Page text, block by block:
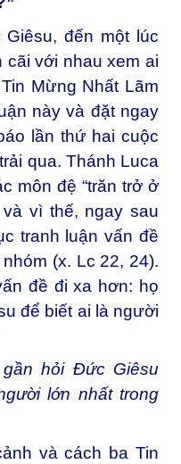
đến một lúc
cãi với nhau xem ai
Mừng Nhất Lãm
này và đặt ngay
lần thứ hai cuộc
qua. Thánh Luca
môn đệ “trăn trở ở
vì thế, ngay sau
tranh luận vấn đề
(x. Lc 22, 24).
đề đi xa hơn: họ
để biết ai là người
hỏi Đức Giêsu
lớn nhất trong
và cách ba Tin